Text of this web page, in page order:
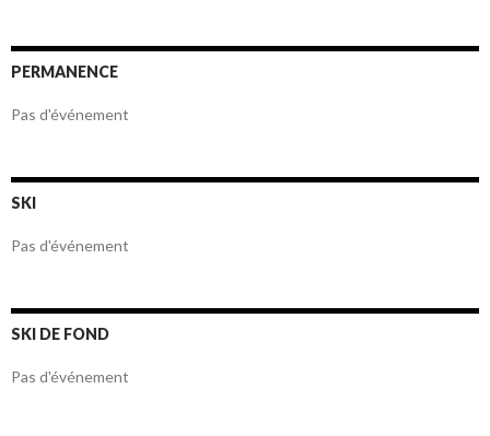
PERMANENCE
Pas d'événement
SKI
Pas d'événement
SKI DE FOND
Pas d'événement